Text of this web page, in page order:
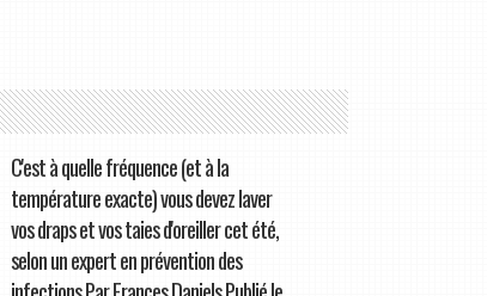
C'est à quelle fréquence (et à la
température exacte) vous devez laver
vos draps et vos taies d'oreiller cet été,
selon un expert en prévention des